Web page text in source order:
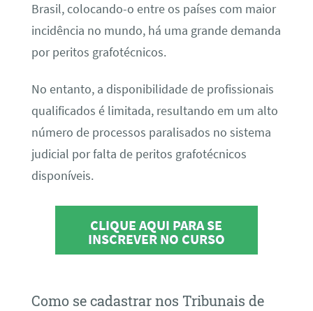
Brasil, colocando-o entre os países com maior
incidência no mundo, há uma grande demanda
por peritos grafotécnicos.
No entanto, a disponibilidade de profissionais
qualificados é limitada, resultando em um alto
número de processos paralisados no sistema
judicial por falta de peritos grafotécnicos
disponíveis.
CLIQUE AQUI PARA SE
INSCREVER NO CURSO
Como se cadastrar nos Tribunais de